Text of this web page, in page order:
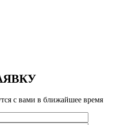
с вами в ближайшее время